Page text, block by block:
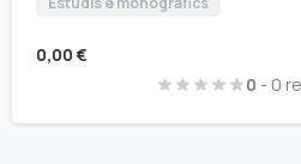
0,00 €
0 - 0